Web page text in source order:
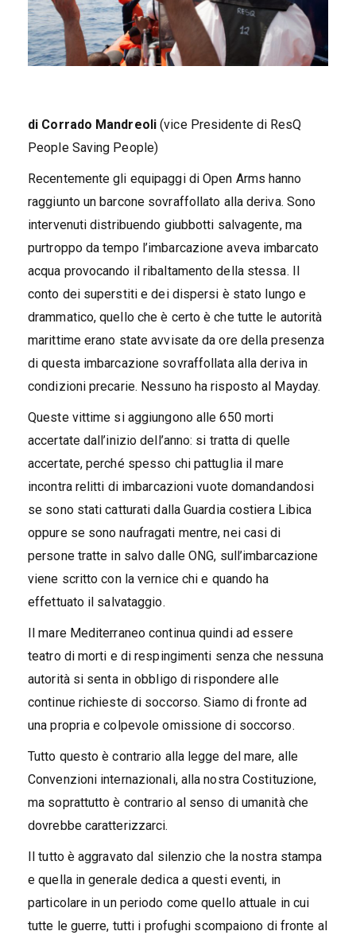
di Corrado Mandreoli(vice Presidente di ResQ
People Saving People)
Recentemente gli equipaggi di Open Arms hanno
raggiunto un barcone sovraffollato alla deriva. Sono
intervenuti distribuendo giubbotti salvagente, ma
purtroppo da tempo l’imbarcazione aveva imbarcato
acqua provocando il ribaltamento della stessa. Il
conto dei superstiti e dei dispersi è stato lungo e
drammatico, quello che è certo è che tutte le autorità
marittime erano state avvisate da ore della presenza
di questa imbarcazione sovraffollata alla deriva in
condizioni precarie. Nessuno ha risposto al Mayday.
Queste vittime si aggiungono alle 650 morti
accertate dall’inizio dell’anno: si tratta di quelle
accertate, perché spesso chi pattuglia il mare
incontra relitti di imbarcazioni vuote domandandosi
se sono stati catturati dalla Guardia costiera Libica
oppure se sono naufragati mentre, nei casi di
persone tratte in salvo dalle ONG, sull’imbarcazione
viene scritto con la vernice chi e quando ha
effettuato il salvataggio.
Il mare Mediterraneo continua quindi ad essere
teatro di morti e di respingimenti senza che nessuna
autorità si senta in obbligo di rispondere alle
continue richieste di soccorso. Siamo di fronte ad
una propria e colpevole omissione di soccorso.
Tutto questo è contrario alla legge del mare, alle
Convenzioni internazionali, alla nostra Costituzione,
ma soprattutto è contrario al senso di umanità che
dovrebbe caratterizzarci.
Il tutto è aggravato dal silenzio che la nostra stampa
e quella in generale dedica a questi eventi, in
particolare in un periodo come quello attuale in cui
tutte le guerre, tutti i profughi scompaiono di fronte al